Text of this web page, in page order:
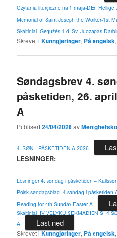
Czytania liturgiczne na 1 maja-DEn Hellige
Memorial of Saint Joseph the Worker-1st
Skaitiniai -Gegužės 1 d.-Šv. Juozapas
Skrevet i Kunngjøringer, På engelsk,
Søndagsbrev 4.
påsketiden, 26.
A
Publisert24/04/2026av
4. SØN I PÅSKETIDEN-A-2026
LESNINGER:
Lesninger 4. søndag i påsketiden –
Polsk søndagsblad -4.søndag i påsketiden-
Reading for 4th Sunday Easter-A
Skaitiniai- IV VELYKŲ SEKMADIENIS -
A
Last ned
Skrevet iKunngjøringer, På engelsk,